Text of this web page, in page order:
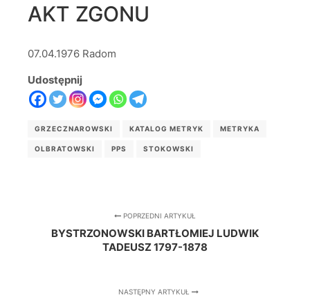
AKT ZGONU
07.04.1976 Radom
Udostępnij
GRZECZNAROWSKI KATALOG METRYK METRYKA
OLBRATOWSKI PPS STOKOWSKI
POPRZEDNI ARTYKUŁ
BYSTRZONOWSKI BARTŁOMIEJ LUDWIK
TADEUSZ 1797-1878
NASTĘPNY ARTYKUŁ